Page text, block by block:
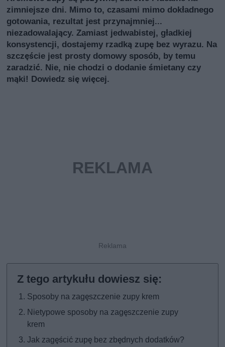
zimniejsze dni. Mimo to, czasami mimo dokładnego
gotowania, rezultat jest przynajmniej...
niezadowalający. Zamiast jedwabistej, gładkiej
konsystencji, dostajemy rzadką zupę bez wyrazu. Na
szczęście jest prosty domowy sposób, by temu
zaradzić. Nie, nie chodzi o dodanie śmietany czy
mąki! Dowiedz się więcej.
Sposoby na zagęszczenie zupy krem
Nietypowe sposoby na zagęszczenie zupy
krem
Jak zagęścić zupę bez zbędnych dodatków?